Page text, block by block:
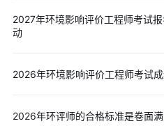
2027年环境影响评价工程师考试
动
2026年环境影响评价工程师考试
2026年环评师的合格标准是卷面